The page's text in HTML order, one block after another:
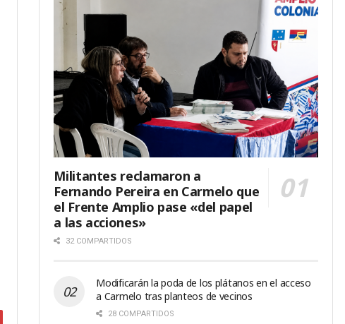
Militantes reclamaron a
Fernando Pereira en Carmelo que
el Frente Amplio pase «del papel
a las acciones»
32 COMPARTIDOS
Modificarán la poda de los plátanos en el acceso
a Carmelo tras planteos de vecinos
28 COMPARTIDOS